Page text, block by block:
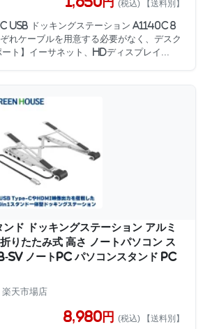
(税込) 【送料別】
ドッキングステーション A1140C 8
れケーブルを用意する必要がなく、デスク
ート】イーサネット、HDディスプレイ...
ンド ドッキングステーション アルミ
りたたみ式 高さ ノートパソコン ス
SV ノートPC パソコンスタンド PC
天市場店
8,980円 (税込) 【送料別】